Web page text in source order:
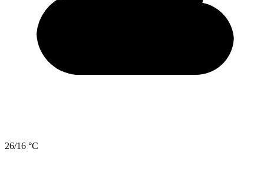
26/16 °C